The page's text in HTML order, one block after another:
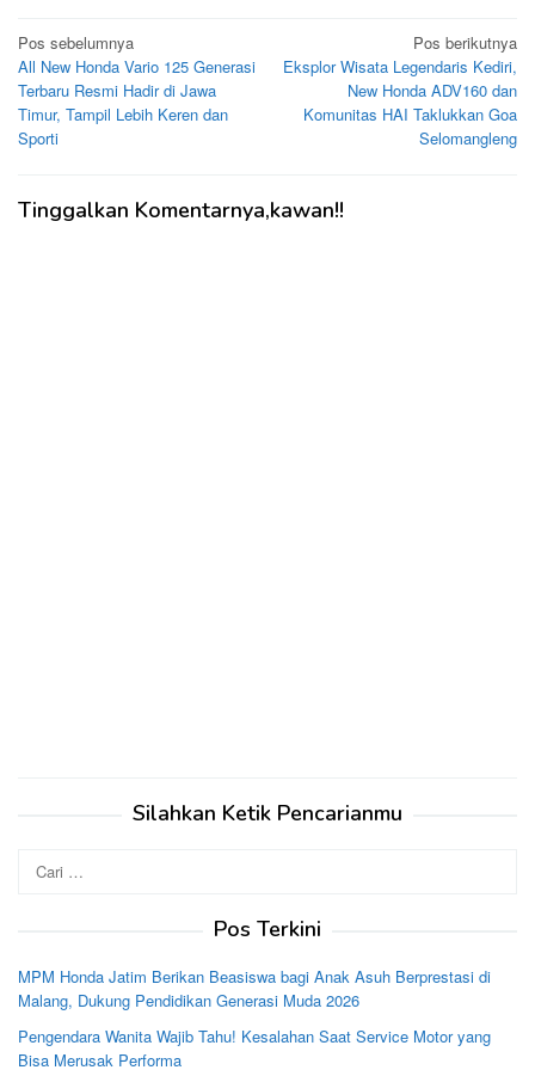
Navigasi
pos
Pos sebelumnya
All New Honda Vario 125 Generasi
Terbaru Resmi Hadir di Jawa
Timur, Tampil Lebih Keren dan
Sporti
Pos berikutnya
Eksplor Wisata Legendaris Kediri,
New Honda ADV160 dan
Komunitas HAI Taklukkan Goa
Selomangleng
Tinggalkan Komentarnya,kawan!!
Silahkan Ketik Pencarianmu
untuk:
Pos Terkini
MPM Honda Jatim Berikan Beasiswa bagi Anak Asuh Berprestasi di
Malang, Dukung Pendidikan Generasi Muda 2026
Pengendara Wanita Wajib Tahu! Kesalahan Saat Service Motor yang
Bisa Merusak Performa